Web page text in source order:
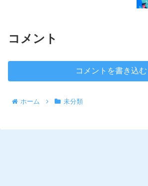
コメント
コメントを書き込む
ホーム 未分類